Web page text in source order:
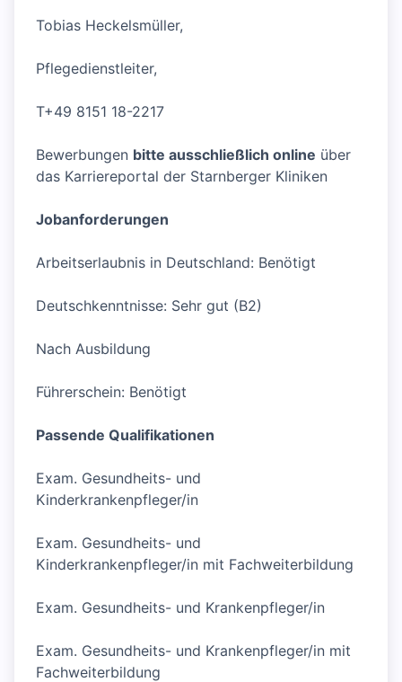
Tobias Heckelsmüller,
Pflegedienstleiter,
T+49 8151 18-2217
Bewerbungen bitte ausschließlich online über
das Karriereportal der Starnberger Kliniken
Jobanforderungen
Arbeitserlaubnis in Deutschland: Benötigt
Deutschkenntnisse: Sehr gut (B2)
Nach Ausbildung
Führerschein: Benötigt
Passende Qualifikationen
Exam. Gesundheits- und
Kinderkrankenpfleger/in
Exam. Gesundheits- und
Kinderkrankenpfleger/in mit Fachweiterbildung
Exam. Gesundheits- und Krankenpfleger/in
Exam. Gesundheits- und Krankenpfleger/in mit
Fachweiterbildung